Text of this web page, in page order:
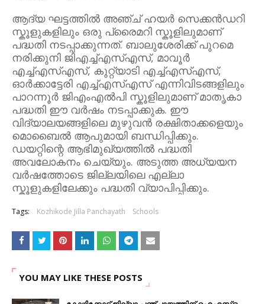
ആദ്യ ഘട്ടത്തിൽ അഞ്ച് ഹയർ സെക്കൻഡറി
സ്കൂളുകളിലും ഒരു പ്രൈമറി സ്കൂളിലുമാണ്
പദ്ധതി നടപ്പാക്കുന്നത്. ബാലുശേരിക്ക് പുറമെ
നരിക്കുനി ജിഎച്ച്എസ്എസ്, മാവൂർ
എച്ച്എസ്എസ്, കുറ്റ്യാടി എച്ച്എസ്എസ്,
ഓർക്കാട്ടേരി എച്ച്എസ്എസ് എന്നിവിടങ്ങളിലും
പാറന്നൂർ ജിഎംഎൽപി സ്കൂളിലുമാണ് മാതൃകാ
പദ്ധതി ഈ വർഷം നടപ്പാക്കുക. ഈ
വിദ്യാലയങ്ങളിലെ മുഴുവൻ രക്ഷിതാക്കളെയും
മൊബൈൽ ആപുമായി ബന്ധിപ്പിക്കും.
ഡയറ്റിന്റെ ആഭിമുഖ്യത്തിൽ പദ്ധതി
അവലോകനം ചെയ്യും. അടുത്ത അധ്യയന
വർഷത്തോടെ ജില്ലയിലെ എല്ലാ
സ്കൂളുകളിലേക്കും പദ്ധതി വ്യാപിപ്പിക്കും.
Tags: Kozhikode Jilla Panchayath Schools
YOU MAY LIKE THESE POSTS